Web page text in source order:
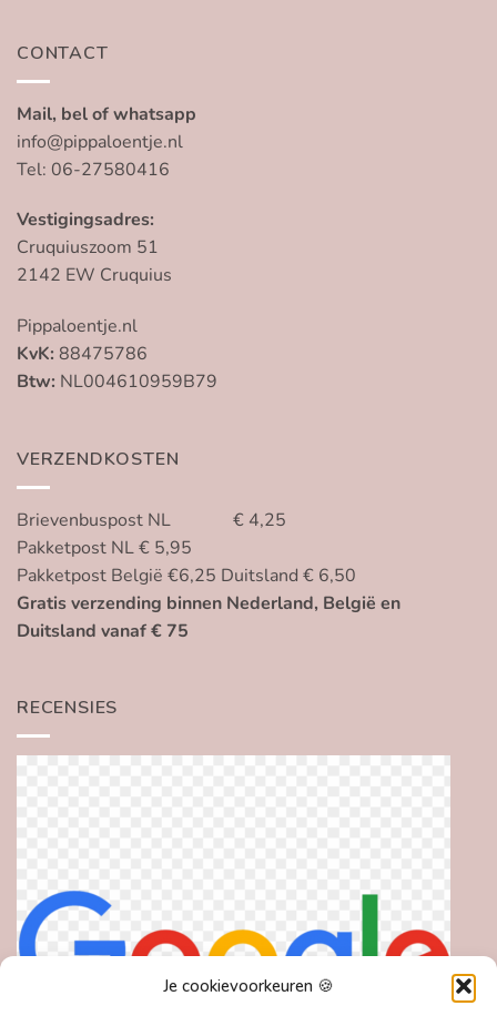
Je cookievoorkeuren 🍪
CONTACT
Mail, bel of whatsapp
info@pippaloentje.nl
Tel: 06-27580416
Vestigingsadres:
Cruquiuszoom 51
2142 EW Cruquius
Pippaloentje.nl
KvK: 88475786
Btw: NL004610959B79
VERZENDKOSTEN
Brievenbuspost NL € 4,25
Pakketpost NL € 5,95
Pakketpost België €6,25 Duitsland € 6,50
Gratis verzending binnen Nederland, België en
Duitsland vanaf € 75
RECENSIES